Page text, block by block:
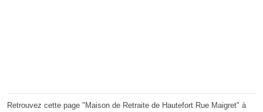
Retrouvez cette page "Maison de Retraite de Hautefort Rue Maigret" à